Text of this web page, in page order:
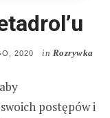
2020 in Rozrywka
postępów i